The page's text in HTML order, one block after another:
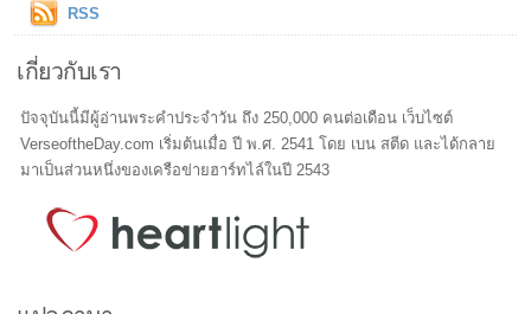
RSS
เกี่ยวกับเรา
ปัจจุบันนี้มีผู้อ่านพระคำประจำวัน ถึง 250,000 คนต่อเดือน เว็บไซต์
VerseoftheDay.com เริ่มต้นเมื่อ ปี พ.ศ. 2541 โดย เบน สตีด และได้กลาย
มาเป็นส่วนหนึ่งของเครือข่ายฮาร์ทไล์ในปี 2543